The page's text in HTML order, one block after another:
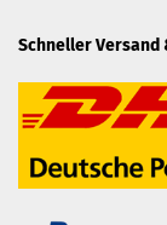
Schneller Versand